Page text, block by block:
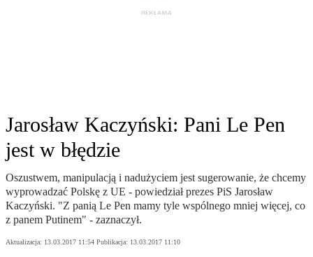
Jarosław Kaczyński: Pani Le Pen
jest w błędzie
Oszustwem, manipulacją i nadużyciem jest sugerowanie, że chcemy
wyprowadzać Polskę z UE - powiedział prezes PiS Jarosław
Kaczyński. "Z panią Le Pen mamy tyle wspólnego mniej więcej, co
z panem Putinem" - zaznaczył.
Aktualizacja: 13.03.2017 11:54 Publikacja: 13.03.2017 11:10